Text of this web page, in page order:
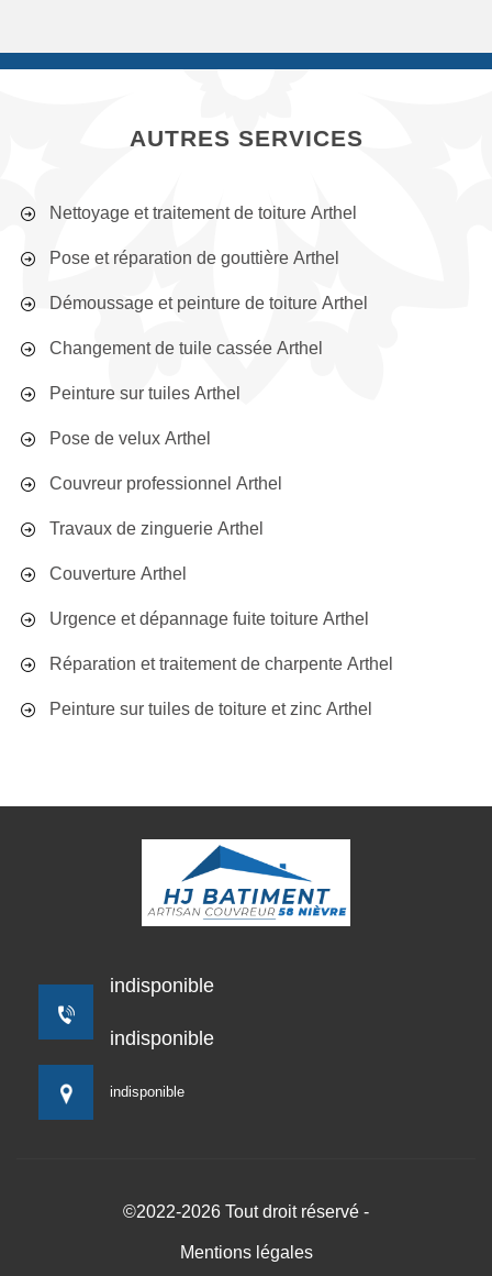
AUTRES SERVICES
Nettoyage et traitement de toiture Arthel
Pose et réparation de gouttière Arthel
Démoussage et peinture de toiture Arthel
Changement de tuile cassée Arthel
Peinture sur tuiles Arthel
Pose de velux Arthel
Couvreur professionnel Arthel
Travaux de zinguerie Arthel
Couverture Arthel
Urgence et dépannage fuite toiture Arthel
Réparation et traitement de charpente Arthel
Peinture sur tuiles de toiture et zinc Arthel
indisponible
indisponible
indisponible
©2022-2026 Tout droit réservé -
Mentions légales